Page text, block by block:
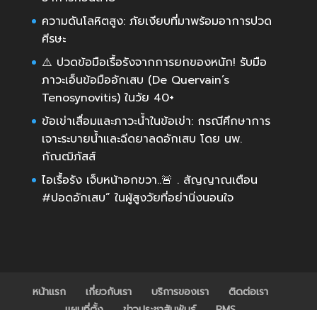
ความดันโลหิตสูง: ภัยเงียบที่มาพร้อมอาการปวด
ศีรษะ
⚠️ ปวดข้อมือเรื้อรังจากการยกของหนัก! รับมือ
ภาวะเอ็นข้อมืออักเสบ (De Quervain’s
Tenosynovitis) ในวัย 40+
ข้อเข่าเสื่อมและภาวะน้ำในข้อเข่า: กรณีศึกษาการ
เจาะระบายน้ำและฉีดยาลดอักเสบ โดย นพ.
กัณฒิภัสส์
ไอเรื้อรัง เจ็บหน้าอกขวา..🚨 . สัญญาณเตือน
#ปอดอักเสบ” ในผู้สูงวัยที่อย่านิ่งนอนใจ
หน้าแรก เกี่ยวกับเรา บริการของเรา
ติดต่อเรา